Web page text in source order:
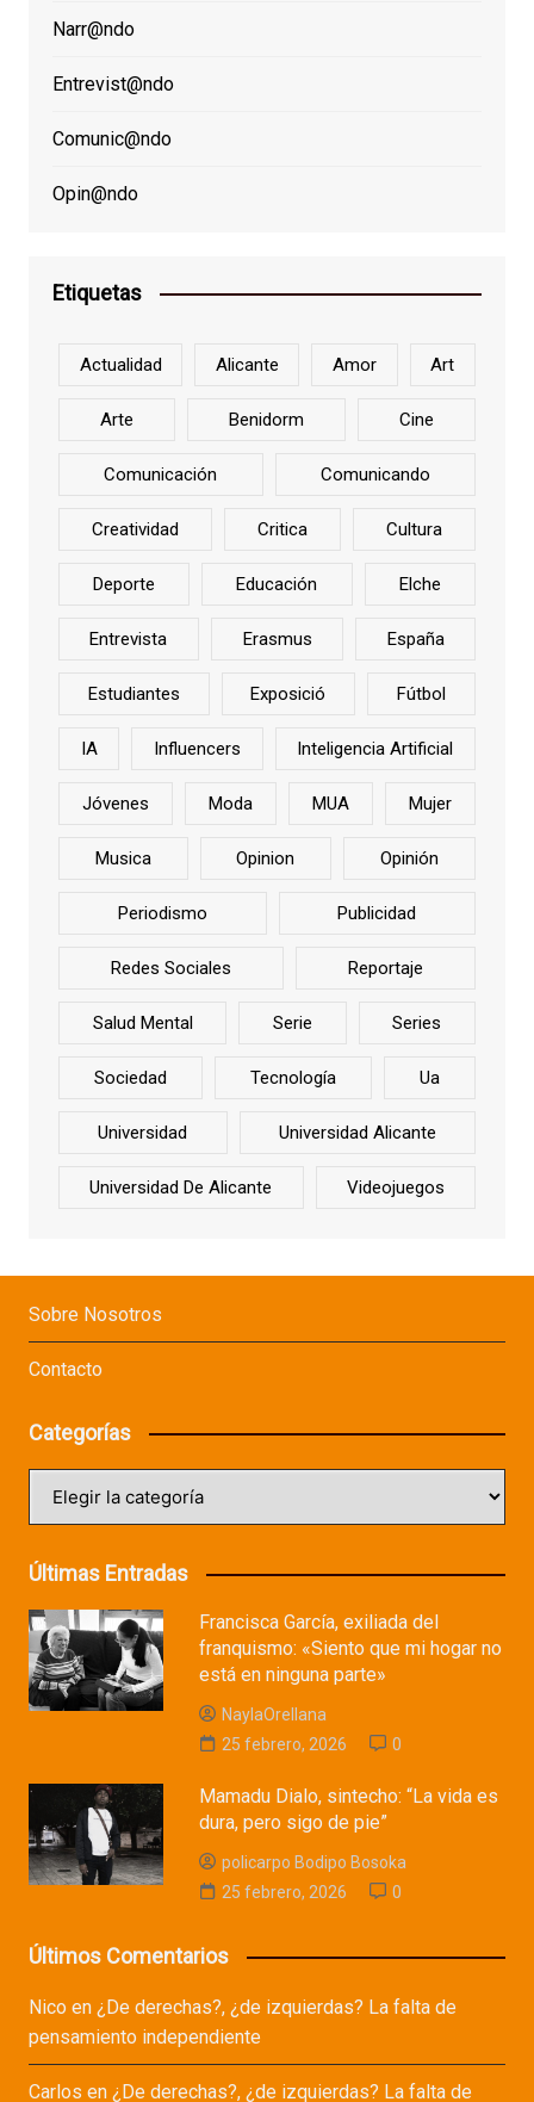
Narr@ndo
Entrevist@ndo
Comunic@ndo
Opin@ndo
Etiquetas
Actualidad Alicante Amor Art
Arte Benidorm Cine
Comunicación Comunicando
Creatividad Critica Cultura
Deporte Educación Elche
Entrevista Erasmus España
Estudiantes Exposició Fútbol
IA Influencers Inteligencia Artificial
Jóvenes Moda MUA Mujer
Musica Opinion Opinión
Periodismo Publicidad
Redes Sociales Reportaje
Salud Mental Serie Series
Sociedad Tecnología Ua
Universidad Universidad Alicante
Universidad De Alicante Videojuegos
Sobre Nosotros
Contacto
Categorías
Últimas Entradas
Francisca García, exiliada del
franquismo: «Siento que mi hogar no
está en ninguna parte»
NaylaOrellana
25 febrero, 2026
0
Mamadu Dialo, sintecho: “La vida es
dura, pero sigo de pie”
policarpo Bodipo Bosoka
25 febrero, 2026
0
Últimos Comentarios
Nicoen ¿De derechas?, ¿de izquierdas? La falta de
pensamiento independiente
Carlos en ¿De derechas?, ¿de izquierdas? La falta de